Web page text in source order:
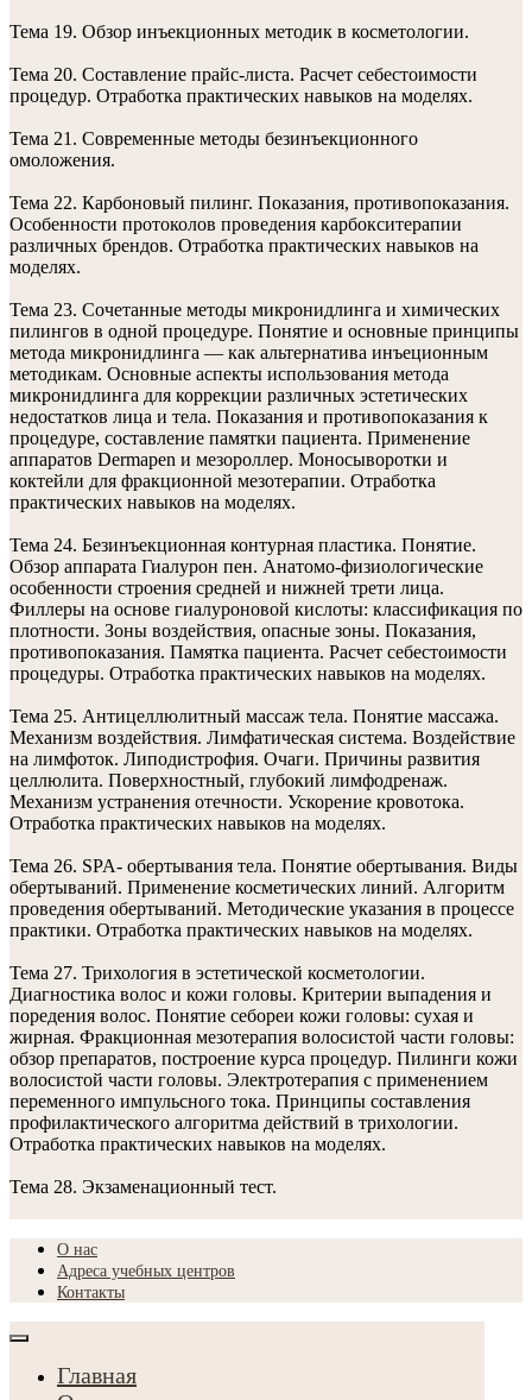
Тема 19. Обзор инъекционных методик в косметологии.
Тема 20. Составление прайс-листа. Расчет себестоимости
процедур. Отработка практических навыков на моделях.
Тема 21. Современные методы безинъекционного
омоложения.
Тема 22. Карбоновый пилинг. Показания, противопоказания.
Особенности протоколов проведения карбокситерапии
различных брендов. Отработка практических навыков на
моделях.
Тема 23. Сочетанные методы микронидлинга и химических
пилингов в одной процедуре. Понятие и основные принципы
метода микронидлинга — как альтернатива инъеционным
методикам. Основные аспекты использования метода
микронидлинга для коррекции различных эстетических
недостатков лица и тела. Показания и противопоказания к
процедуре, составление памятки пациента. Применение
аппаратов Dermapen и мезороллер. Моносыворотки и
коктейли для фракционной мезотерапии. Отработка
практических навыков на моделях.
Тема 24. Безинъекционная контурная пластика. Понятие.
Обзор аппарата Гиалурон пен. Анатомо-физиологические
особенности строения средней и нижней трети лица.
Филлеры на основе гиалуроновой кислоты: классификация по
плотности. Зоны воздействия, опасные зоны. Показания,
противопоказания. Памятка пациента. Расчет себестоимости
процедуры. Отработка практических навыков на моделях.
Тема 25. Антицеллюлитный массаж тела. Понятие массажа.
Механизм воздействия. Лимфатическая система. Воздействие
на лимфоток. Липодистрофия. Очаги. Причины развития
целлюлита. Поверхностный, глубокий лимфодренаж.
Механизм устранения отечности. Ускорение кровотока.
Отработка практических навыков на моделях.
Тема 26. SPA- обертывания тела. Понятие обертывания. Виды
обертываний. Применение косметических линий. Алгоритм
проведения обертываний. Методические указания в процессе
практики. Отработка практических навыков на моделях.
Тема 27. Трихология в эстетической косметологии.
Диагностика волос и кожи головы. Критерии выпадения и
поредения волос. Понятие себореи кожи головы: сухая и
жирная. Фракционная мезотерапия волосистой части головы:
обзор препаратов, построение курса процедур. Пилинги кожи
волосистой части головы. Электротерапия с применением
переменного импульсного тока. Принципы составления
профилактического алгоритма действий в трихологии.
Отработка практических навыков на моделях.
Тема 28. Экзаменационный тест.
О нас
Адреса учебных центров
Контакты
Главная